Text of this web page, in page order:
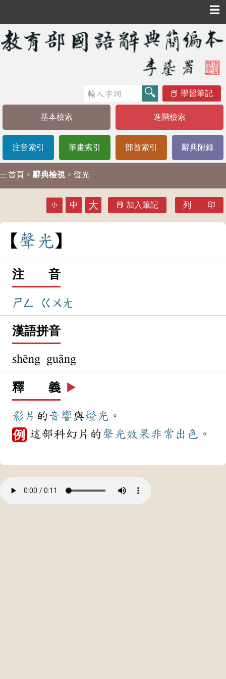
☰
學習筆記
基本檢索 進階檢索
注音索引 筆畫索引 部首索引 辭典附錄
::: 首頁 > 辭典檢視 > 聲光
小 中 大 加入筆記 列 印
聲光
注 音
ㄕㄥ ㄍㄨㄤ
漢語拼音
shēng guāng
釋 義 ▶️
影片 的 音響與燈光 。
例 這部科幻片的 聲光效果 非常 出色 。